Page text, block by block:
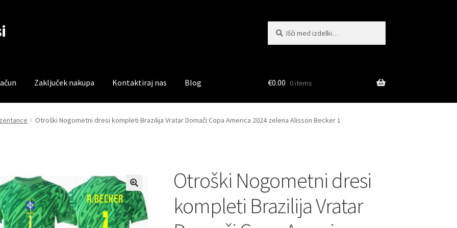
Zaključek nakupa Kontaktiraj nas Blog
Trgovina Zaključek nakupa
€0.00 0 items
Otroški Nogometni dresi kompleti Brazilija Vratar Domači Copa America 2024 zelena Alisson Becker 1
Otroški Nogometni dresi
kompleti Brazilija Vratar